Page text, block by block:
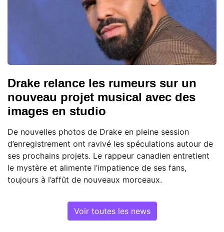
Drake relance les rumeurs sur un
nouveau projet musical avec des
images en studio
De nouvelles photos de Drake en pleine session
d’enregistrement ont ravivé les spéculations autour de
ses prochains projets. Le rappeur canadien entretient
le mystère et alimente l’impatience de ses fans,
toujours à l’affût de nouveaux morceaux.
Voir toutes les news